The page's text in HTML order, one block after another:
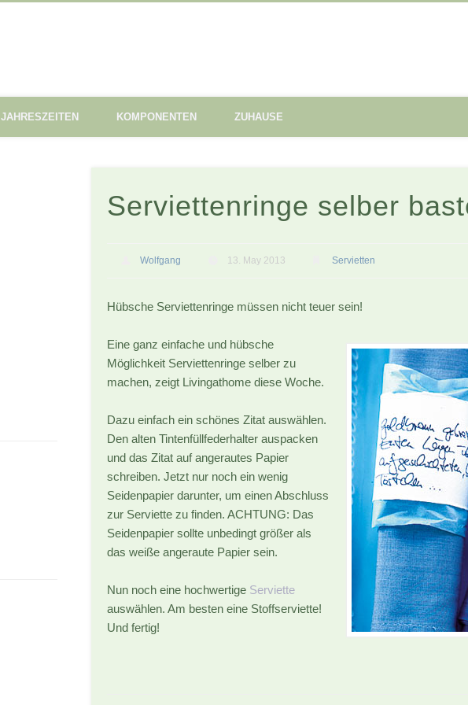
JAHRESZEITEN KOMPONENTEN ZUHAUSE
Serviettenringe selber
Wolfgang 13. May 2013 Servietten
Hübsche Serviettenringe müssen nicht teuer sein!
Eine ganz einfache und hübsche
Möglichkeit Serviettenringe selber zu
machen, zeigt Livingathome diese Woche.
Dazu einfach ein schönes Zitat auswählen.
Den alten Tintenfüllfederhalter auspacken
und das Zitat auf angerautes Papier
schreiben. Jetzt nur noch ein wenig
Seidenpapier darunter, um einen Abschluss
zur Serviette zu finden. ACHTUNG: Das
Seidenpapier sollte unbedingt größer als
das weiße angeraute Papier sein.
Nun noch eine hochwertige Serviette
auswählen. Am besten eine Stoffserviette!
Und fertig!